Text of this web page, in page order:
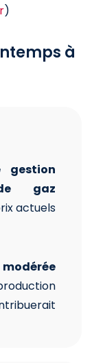
)
à
gestion
gaz
actuels